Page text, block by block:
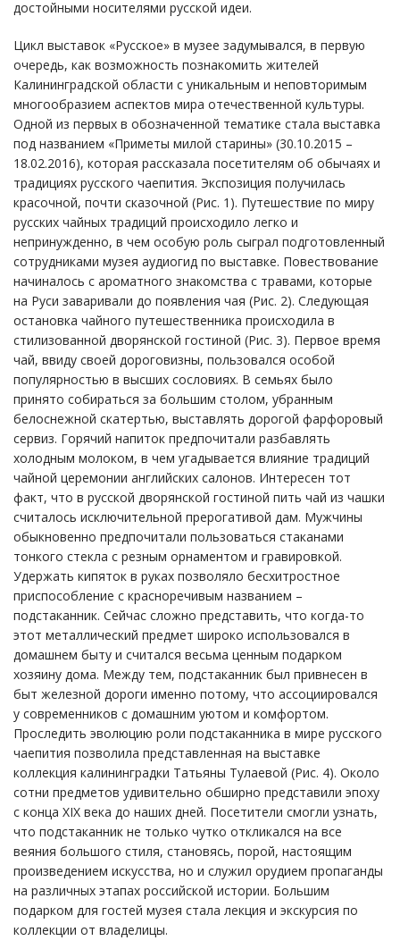
достойными носителями русской идеи.
Цикл выставок «Русское» в музее задумывался, в первую
очередь, как возможность познакомить жителей
Калининградской области с уникальным и неповторимым
многообразием аспектов мира отечественной культуры.
Одной из первых в обозначенной тематике стала выставка
под названием «Приметы милой старины» (30.10.2015 –
18.02.2016), которая рассказала посетителям об обычаях и
традициях русского чаепития. Экспозиция получилась
красочной, почти сказочной (Рис. 1). Путешествие по миру
русских чайных традиций происходило легко и
непринужденно, в чем особую роль сыграл подготовленный
сотрудниками музея аудиогид по выставке. Повествование
начиналось с ароматного знакомства с травами, которые
на Руси заваривали до появления чая (Рис. 2). Следующая
остановка чайного путешественника происходила в
стилизованной дворянской гостиной (Рис. 3). Первое время
чай, ввиду своей дороговизны, пользовался особой
популярностью в высших сословиях. В семьях было
принято собираться за большим столом, убранным
белоснежной скатертью, выставлять дорогой фарфоровый
сервиз. Горячий напиток предпочитали разбавлять
холодным молоком, в чем угадывается влияние традиций
чайной церемонии английских салонов. Интересен тот
факт, что в русской дворянской гостиной пить чай из чашки
считалось исключительной прерогативой дам. Мужчины
обыкновенно предпочитали пользоваться стаканами
тонкого стекла с резным орнаментом и гравировкой.
Удержать кипяток в руках позволяло бесхитростное
приспособление с красноречивым названием –
подстаканник. Сейчас сложно представить, что когда-то
этот металлический предмет широко использовался в
домашнем быту и считался весьма ценным подарком
хозяину дома. Между тем, подстаканник был привнесен в
быт железной дороги именно потому, что ассоциировался
у современников с домашним уютом и комфортом.
Проследить эволюцию роли подстаканника в мире русского
чаепития позволила представленная на выставке
коллекция калининградки Татьяны Тулаевой (Рис. 4). Около
сотни предметов удивительно обширно представили эпоху
с конца XIX века до наших дней. Посетители смогли узнать,
что подстаканник не только чутко откликался на все
веяния большого стиля, становясь, порой, настоящим
произведением искусства, но и служил орудием пропаганды
на различных этапах российской истории. Большим
подарком для гостей музея стала лекция и экскурсия по
коллекции от владелицы.